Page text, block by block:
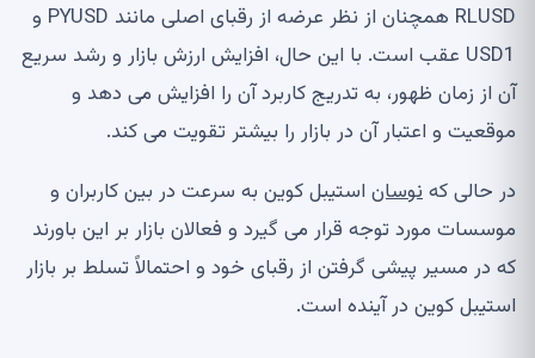
RLUSD همچنان از نظر عرضه از رقبای اصلی مانند PYUSD و
USD1 عقب است. با این حال، افزایش ارزش بازار و رشد سریع
آن از زمان ظهور، به تدریج کاربرد آن را افزایش می دهد و
موقعیت و اعتبار آن در بازار را بیشتر تقویت می کند.
در حالی کهنوسان استیبل کوین به سرعت در بین کاربران و
موسسات مورد توجه قرار می گیرد و فعالان بازار بر این باورند
که در مسیر پیشی گرفتن از رقبای خود و احتمالاً تسلط بر بازار
استیبل کوین در آینده است.